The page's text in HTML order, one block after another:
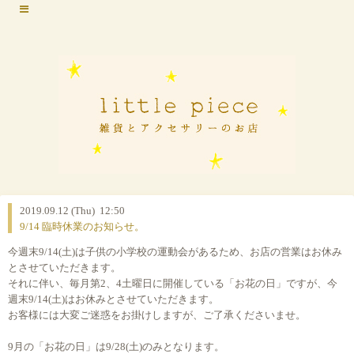
2019.09.12 (Thu) 12:50
9/14 臨時休業のお知らせ。
今週末9/14(土)は子供の小学校の運動会があるため、お店の営業はお休み
とさせていただきます。
それに伴い、毎月第2、4土曜日に開催している「お花の日」ですが、今
週末9/14(土)はお休みとさせていただきます。
お客様には大変ご迷惑をお掛けしますが、ご了承くださいませ。
9月の「お花の日」は9/28(土)のみとなります。